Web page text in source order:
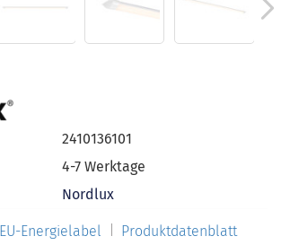
2410136101
4-7 Werktage
Nordlux
EU-Energielabel Produktdatenblatt